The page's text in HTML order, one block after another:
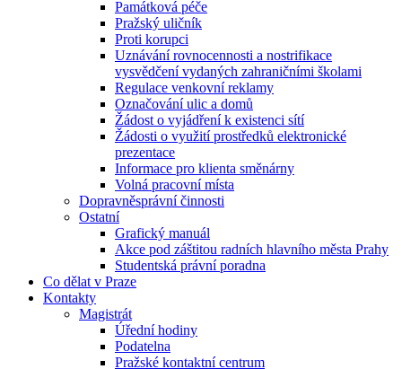
Památková péče
Pražský uličník
Proti korupci
Uznávání rovnocennosti a nostrifikace
vysvědčení vydaných zahraničními školami
Regulace venkovní reklamy
Označování ulic a domů
Žádost o vyjádření k existenci sítí
Žádosti o využití prostředků elektronické
prezentace
Informace pro klienta směnárny
Volná pracovní místa
Dopravněsprávní činnosti
Ostatní
Grafický manuál
Akce pod záštitou radních hlavního města Prahy
Studentská právní poradna
Co dělat v Praze
Kontakty
Magistrát
Úřední hodiny
Podatelna
Pražské kontaktní centrum